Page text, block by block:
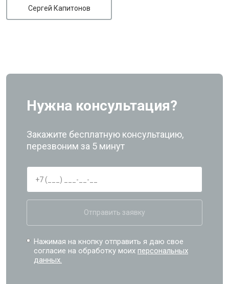
Сергей Капитонов
Нужна консультация?
Закажите бесплатную консультацию,
перезвоним за 5 минут
Отправить заявку
Нажимая на кнопку отправить я даю свое
согласие на обработку моихперсональных
данных.